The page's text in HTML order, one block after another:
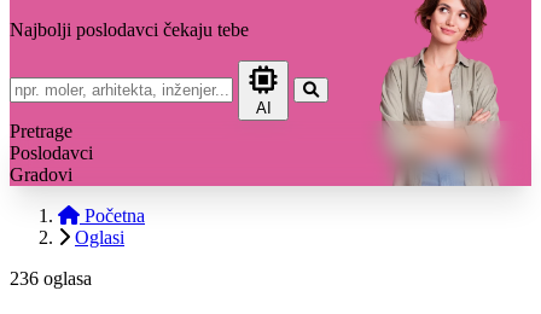
Najbolji poslodavci čekaju tebe
AI
Pretrage
Poslodavci
Gradovi
Početna
Oglasi
236 oglasa